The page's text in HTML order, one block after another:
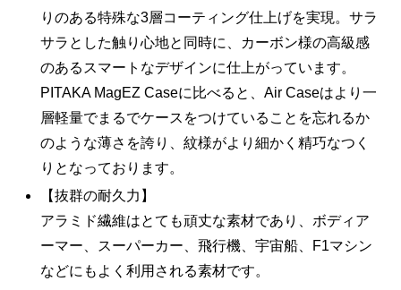
りのある特殊な3層コーティング仕上げを実現。サラ
サラとした触り心地と同時に、カーボン様の高級感
のあるスマートなデザインに仕上がっています。
PITAKA MagEZ Caseに比べると、Air Caseはより一
層軽量でまるでケースをつけていることを忘れるか
のような薄さを誇り、紋様がより細かく精巧なつく
りとなっております。
【抜群の耐久力】
アラミド繊維はとても頑丈な素材であり、ボディア
ーマー、スーパーカー、飛行機、宇宙船、F1マシン
などにもよく利用される素材です。